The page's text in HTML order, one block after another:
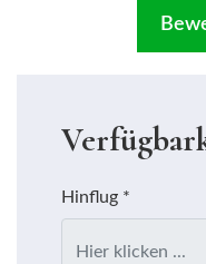
Hinflug *